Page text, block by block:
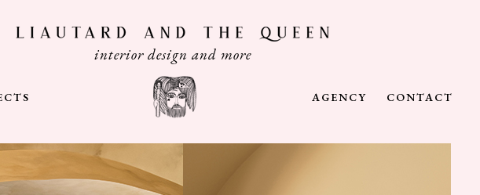
interior design and more
AGENCY CONTACT